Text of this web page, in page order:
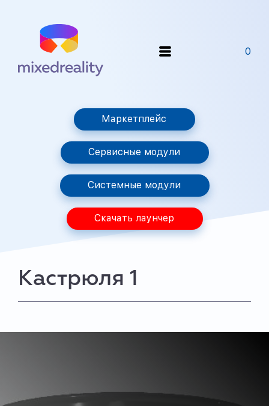
0
Маркетплейс
Сервисные модули
Системные модули
Скачать лаунчер
Кастрюля 1